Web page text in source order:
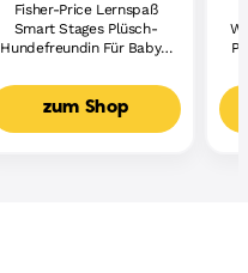
Fisher-Price Lernspaß
Smart Stages Plüsch-
Hundefreundin Für Babys,
Lernspielzeug,
Mehrsprachige Version
zum Shop